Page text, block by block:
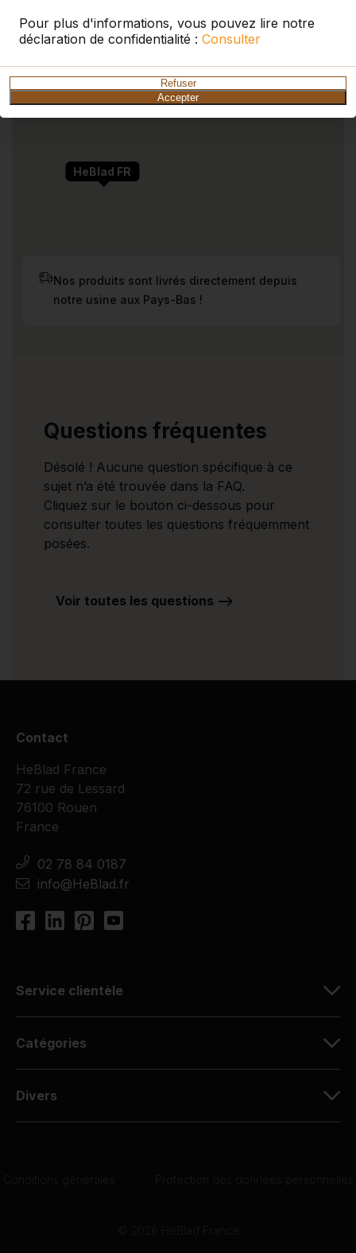
Pour plus d'informations, vous pouvez lire notre
déclaration de confidentialité : Consulter
Refuser
Accepter
HeBlad FR
Nos produits sont livrés directement depuis
notre usine aux Pays-Bas !
Questions fréquentes
Désolé ! Aucune question spécifique à ce
sujet n’a été trouvée dans la FAQ.
Cliquez sur le bouton ci-dessous pour
consulter toutes les questions fréquemment
posées.
Voir toutes les questions -->
Contact
HeBlad France
72 rue de Lessard
76100 Rouen
France
02 78 84 0187
info@HeBlad.fr
Service clientèle
Catégories
Divers